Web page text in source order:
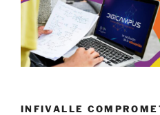
INFIVALLE